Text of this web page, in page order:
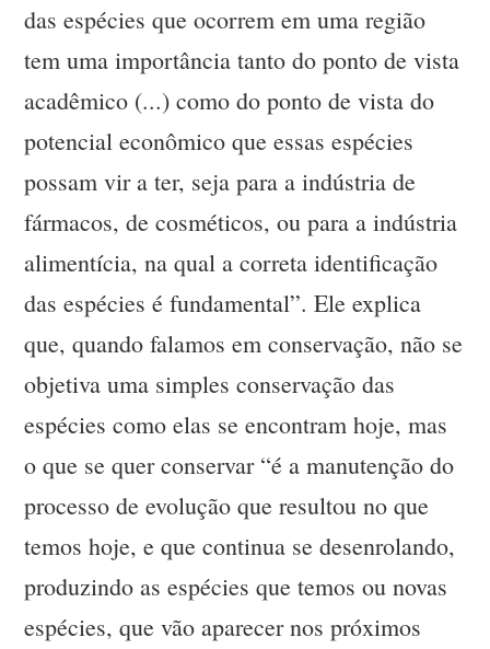
das espécies que ocorrem em uma região
tem uma importância tanto do ponto de vista
acadêmico (...) como do ponto de vista do
potencial econômico que essas espécies
possam vir a ter, seja para a indústria de
fármacos, de cosméticos, ou para a indústria
alimentícia, na qual a correta identificação
das espécies é fundamental”. Ele explica
que, quando falamos em conservação, não se
objetiva uma simples conservação das
espécies como elas se encontram hoje, mas
o que se quer conservar “é a manutenção do
processo de evolução que resultou no que
temos hoje, e que continua se desenrolando,
produzindo as espécies que temos ou novas
espécies, que vão aparecer nos próximos